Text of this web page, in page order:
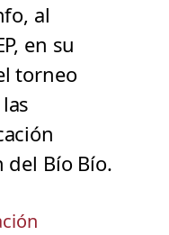
al
en su
torneo
del Bío Bío.